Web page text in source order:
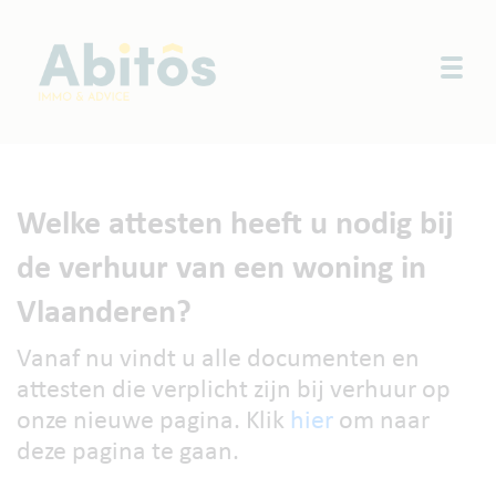
Welke attesten heeft u nodig bij
de verhuur van een woning in
Vlaanderen?
Vanaf nu vindt u alle documenten en
attesten die verplicht zijn bij verhuur op
onze nieuwe pagina. Klik hierom naar
deze pagina te gaan.